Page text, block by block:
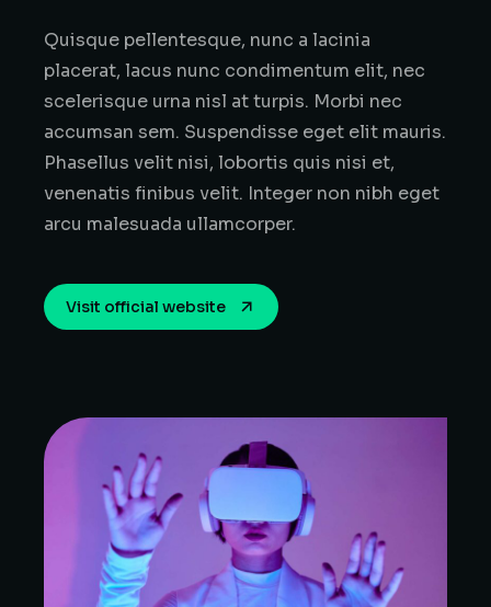
Quisque pellentesque, nunc a lacinia
placerat, lacus nunc condimentum elit, nec
scelerisque urna nisl at turpis. Morbi nec
accumsan sem. Suspendisse eget elit mauris.
Phasellus velit nisi, lobortis quis nisi et,
venenatis finibus velit. Integer non nibh eget
arcu malesuada ullamcorper.
Visit official website